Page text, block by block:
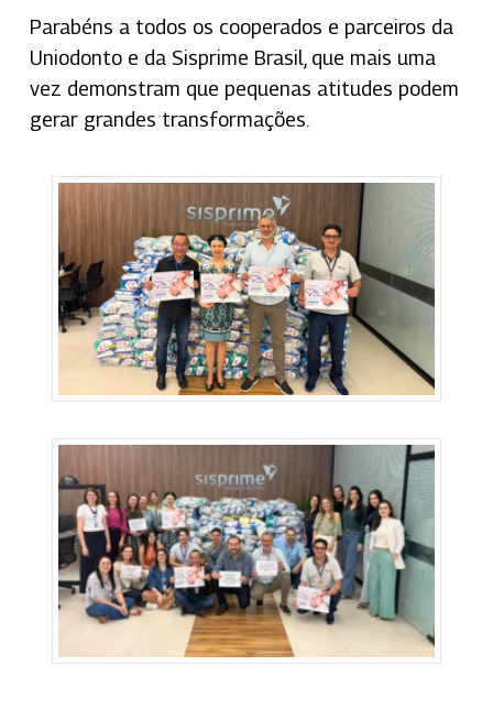
Parabéns a todos os cooperados e parceiros da
Uniodonto e da Sisprime Brasil, que mais uma
vez demonstram que pequenas atitudes podem
gerar grandes transformações.